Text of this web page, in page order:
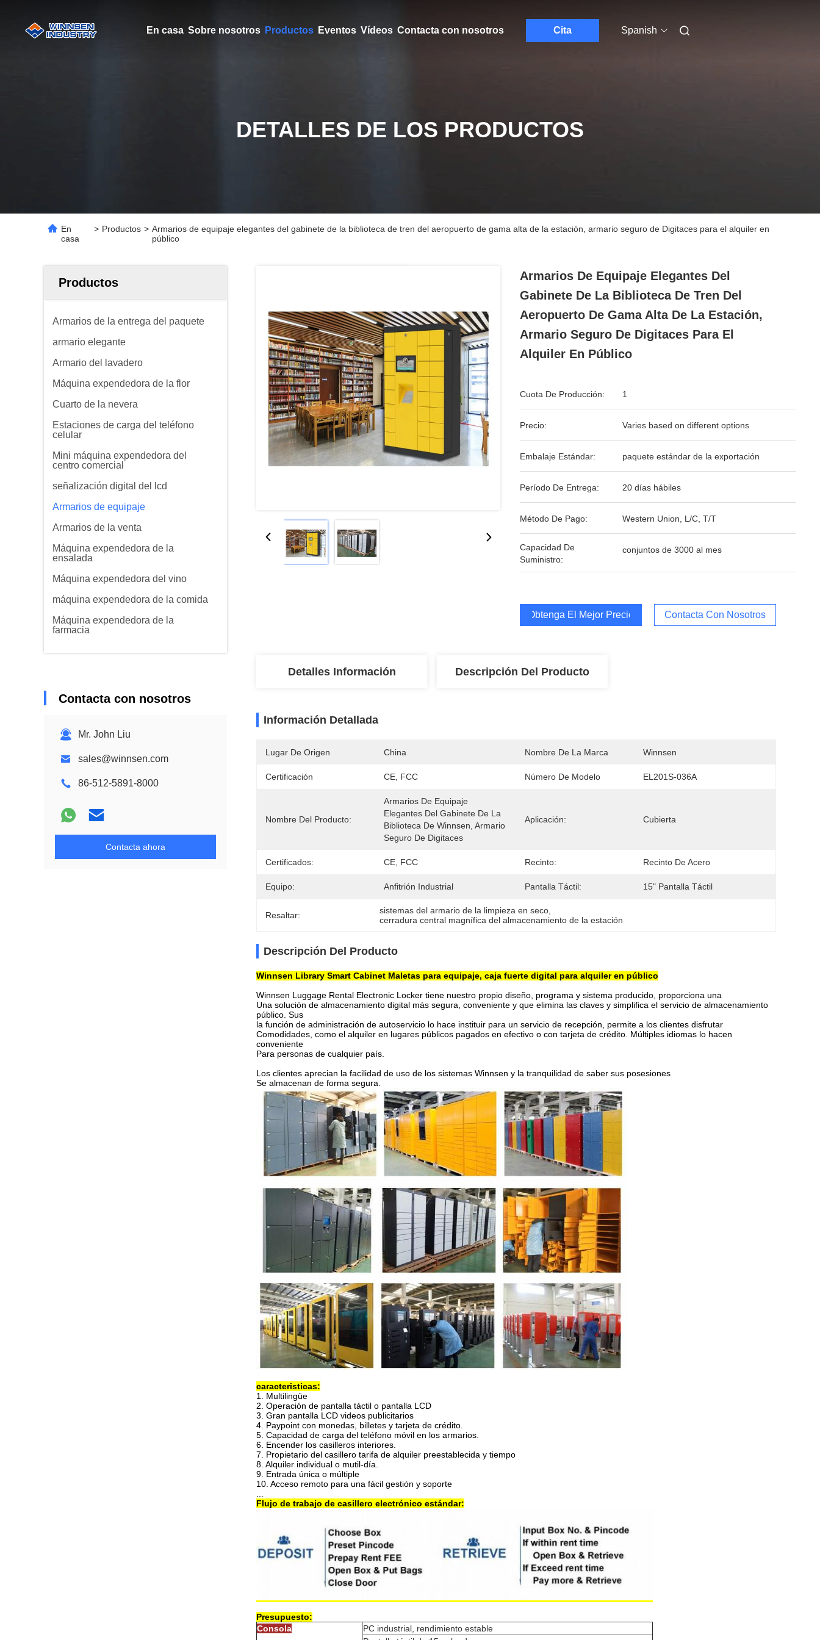
En casa Sobre nosotros Productos Eventos Vídeos Contacta con nosotros Cita Spanish
DETALLES DE LOS PRODUCTOS
En
casa
> Productos > Armarios de equipaje elegantes del gabinete de la biblioteca de tren del aeropuerto de gama alta de la estación, armario seguro de Digitaces para el alquiler en
público
Productos
Armarios de la entrega del paquete
armario elegante
Armario del lavadero
Máquina expendedora de la flor
Cuarto de la nevera
Estaciones de carga del teléfono
celular
Mini máquina expendedora del
centro comercial
señalización digital del lcd
Armarios de equipaje
Armarios de la venta
Máquina expendedora de la
ensalada
Máquina expendedora del vino
máquina expendedora de la comida
Máquina expendedora de la
farmacia
Contacta con nosotros
Mr. John Liu
sales@winnsen.com
86-512-5891-8000
Contacta ahora
Armarios De Equipaje Elegantes Del
Gabinete De La Biblioteca De Tren Del
Aeropuerto De Gama Alta De La Estación,
Armario Seguro De Digitaces Para El
Alquiler En Público
Cuota De Producción: 1
Precio: Varies based on different options
Embalaje Estándar: paquete estándar de la exportación
Período De Entrega: 20 días hábiles
Método De Pago: Western Union, L/C, T/T
Capacidad De
Suministro:
conjuntos de 3000 al mes
Obtenga El Mejor Precio Contacta Con Nosotros
Detalles Información Descripción Del Producto
Información Detallada
Lugar De Origen China Nombre De La Marca Winnsen
Certificación CE, FCC Número De Modelo EL201S-036A
Nombre Del Producto:
Armarios De Equipaje
Elegantes Del Gabinete De La
Biblioteca De Winnsen, Armario
Seguro De Digitaces
Aplicación: Cubierta
Certificados: CE, FCC Recinto: Recinto De Acero
Equipo: Anfitrión Industrial Pantalla Táctil: 15" Pantalla Táctil
Resaltar: sistemas del armario de la limpieza en seco
cerradura central magnífica del almacenamiento de la estación
Descripción Del Producto
Winnsen Library Smart Cabinet Maletas para equipaje, caja fuerte digital para alquiler en público
Winnsen Luggage Rental Electronic Locker tiene nuestro propio diseño, programa y sistema producido, proporciona una
Una solución de almacenamiento digital más segura, conveniente y que elimina las claves y simplifica el servicio de almacenamiento
público. Sus
la función de administración de autoservicio lo hace instituir para un servicio de recepción, permite a los clientes disfrutar
Comodidades, como el alquiler en lugares públicos pagados en efectivo o con tarjeta de crédito. Múltiples idiomas lo hacen
conveniente
Para personas de cualquier país.
Los clientes aprecian la facilidad de uso de los sistemas Winnsen y la tranquilidad de saber sus posesiones
Se almacenan de forma segura.
caracteristicas:
1. Multilingüe
2. Operación de pantalla táctil o pantalla LCD
3. Gran pantalla LCD videos publicitarios
4. Paypoint con monedas, billetes y tarjeta de crédito.
5. Capacidad de carga del teléfono móvil en los armarios.
6. Encender los casilleros interiores.
7. Propietario del casillero tarifa de alquiler preestablecida y tiempo
8. Alquiler individual o mutil-día.
9. Entrada única o múltiple
10. Acceso remoto para una fácil gestión y soporte
Flujo de trabajo de casillero electrónico estándar:
Presupuesto:
Consola
PC industrial, rendimiento estable